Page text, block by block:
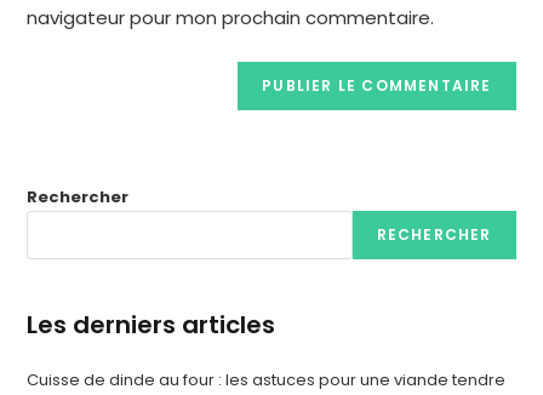
navigateur pour mon prochain commentaire.
Rechercher
RECHERCHER
Les derniers articles
Cuisse de dinde au four : les astuces pour une viande tendre